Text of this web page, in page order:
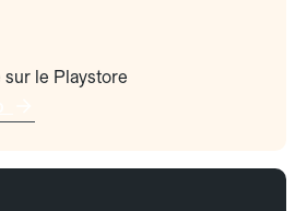
sur le Playstore